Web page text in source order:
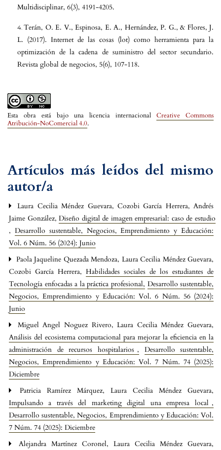
Esta obra está bajo una licencia internacional Creative Commons
Atribución-NoComercial 4.0.
Multidisciplinar, 6(3), 4191-4205.
Terán, O. E. V., Espinosa, E. A., Hernández, P. G., & Flores, J.
L. (2017). Internet de las cosas (lot) como herramienta para la
optimización de la cadena de suministro del sector secundario.
Revista global de negocios, 5(6), 107-118.
Artículos más leídos del mismo
autor/a
Laura Cecilia Méndez Guevara, Cozobi García Herrera, Andrés
Jaime González,Diseño digital de imagen empresarial: caso de estudio
, Desarrollo sustentable, Negocios, Emprendimiento y Educación:
Vol. 6 Núm. 56 (2024): Junio
Paola Jaqueline Quezada Mendoza, Laura Cecilia Méndez Guevara,
Cozobi García Herrera, Habilidades sociales de los estudiantes de
Tecnología enfocadas a la práctica profesional, Desarrollo sustentable,
Negocios, Emprendimiento y Educación: Vol. 6 Núm. 56 (2024):
Junio
Miguel Angel Noguez Rivero, Laura Cecilia Méndez Guevara,
Análisis del ecosistema computacional para mejorar la eficiencia en la
administración de recursos hospitalarios, Desarrollo sustentable,
Negocios, Emprendimiento y Educación: Vol. 7 Núm. 74 (2025):
Diciembre
Patricia Ramírez Márquez, Laura Cecilia Méndez Guevara,
Impulsando a través del marketing digital una empresa local,
Desarrollo sustentable, Negocios, Emprendimiento y Educación: Vol.
7 Núm. 74 (2025): Diciembre
Alejandra Martínez Coronel, Laura Cecilia Méndez Guevara,